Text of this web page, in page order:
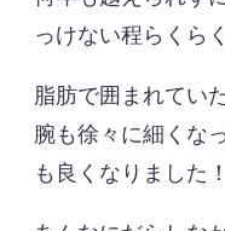
っけない程らくら
脂肪で囲まれてい
腕も徐々に細くな
も良くなりました！